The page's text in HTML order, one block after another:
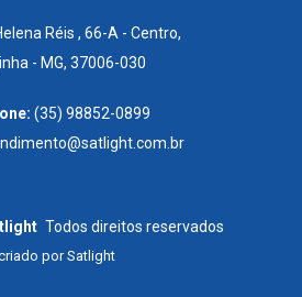
Réis , 66-A - Centro,
- MG, 37006-030
(35) 98852-0899
Todos direitos reservados
porSatlight